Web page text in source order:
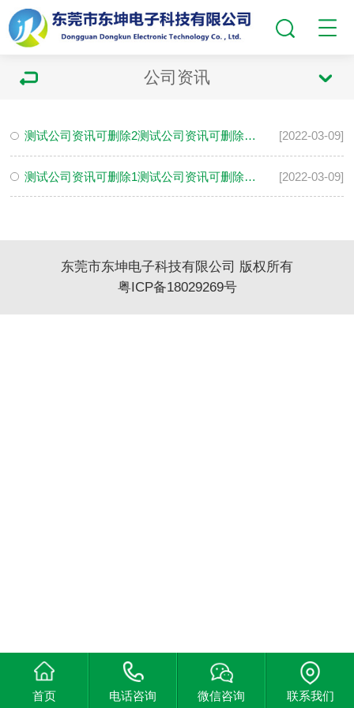
公司资讯
测试公司资讯可删除2测试公司资讯可删除2测试公司资讯可删除2测试公司资讯可删除2测试公司资讯可删除2 [2022-03-09]
测试公司资讯可删除1测试公司资讯可删除1测试公司资讯可删除1测试公司资讯可删除1测试公司资讯可删除1 [2022-03-09]
东莞市东坤电子科技有限公司 版权所有
粤ICP备18029269号
首页 电话咨询 微信咨询 联系我们